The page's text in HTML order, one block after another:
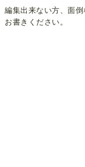
編集出来ない方、面
お書きください。